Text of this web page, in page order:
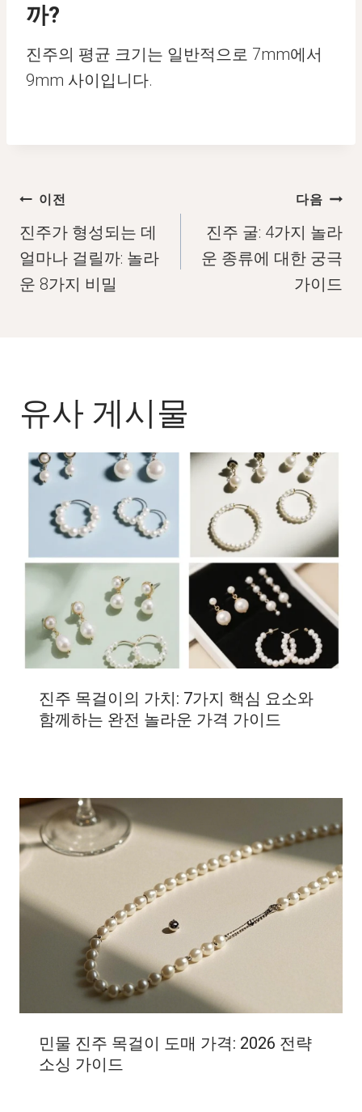
까?
진주의 평균 크기는 일반적으로 7mm에서
9mm 사이입니다.
글
탐
색
이전
진주가 형성되는 데
얼마나 걸릴까: 놀라
운 8가지 비밀
다음
진주 굴: 4가지 놀라
운 종류에 대한 궁극
가이드
유사 게시물
진주 목걸이의 가치: 7가지 핵심 요소와
함께하는 완전 놀라운 가격 가이드
민물 진주 목걸이 도매 가격: 2026 전략
소싱 가이드